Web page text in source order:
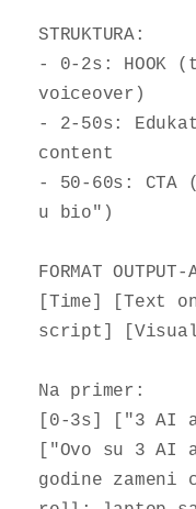
STRUKTURA:
- 0-2s: HOOK
voiceover)
- 2-50s:
content
- 50-60s:
u bio")
FORMAT OUTPUT-
[Time] [Text
script] [Visual
Na primer:
[0-3s] ["3 AI
["Ovo su 3 AI
godine